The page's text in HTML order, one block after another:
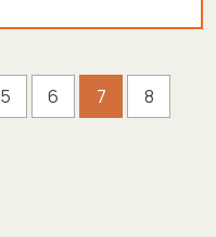
5 6 7
8